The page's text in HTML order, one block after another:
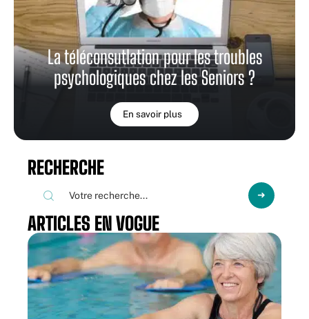
La téléconsutlation pour les troubles
psychologiques chez les Seniors ?
En savoir plus
RECHERCHE
ARTICLES EN VOGUE